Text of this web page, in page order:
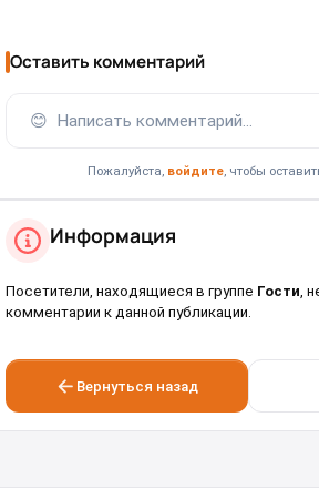
Оставить комментарий
😊 Написать комментарий...
Пожалуйста, войдите, чтобы
Информация
Посетители, находящиеся в группе Гости,
комментарии к данной публикации.
Вернуться назад